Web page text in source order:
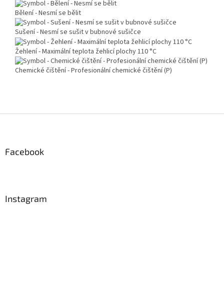
Bělení - Nesmí se bělit
Sušení - Nesmí se sušit v bubnové sušičce
Žehlení - Maximální teplota žehlicí plochy 110 °C
Chemické čištění - Profesionální chemické čištění (P)
Facebook
Instagram